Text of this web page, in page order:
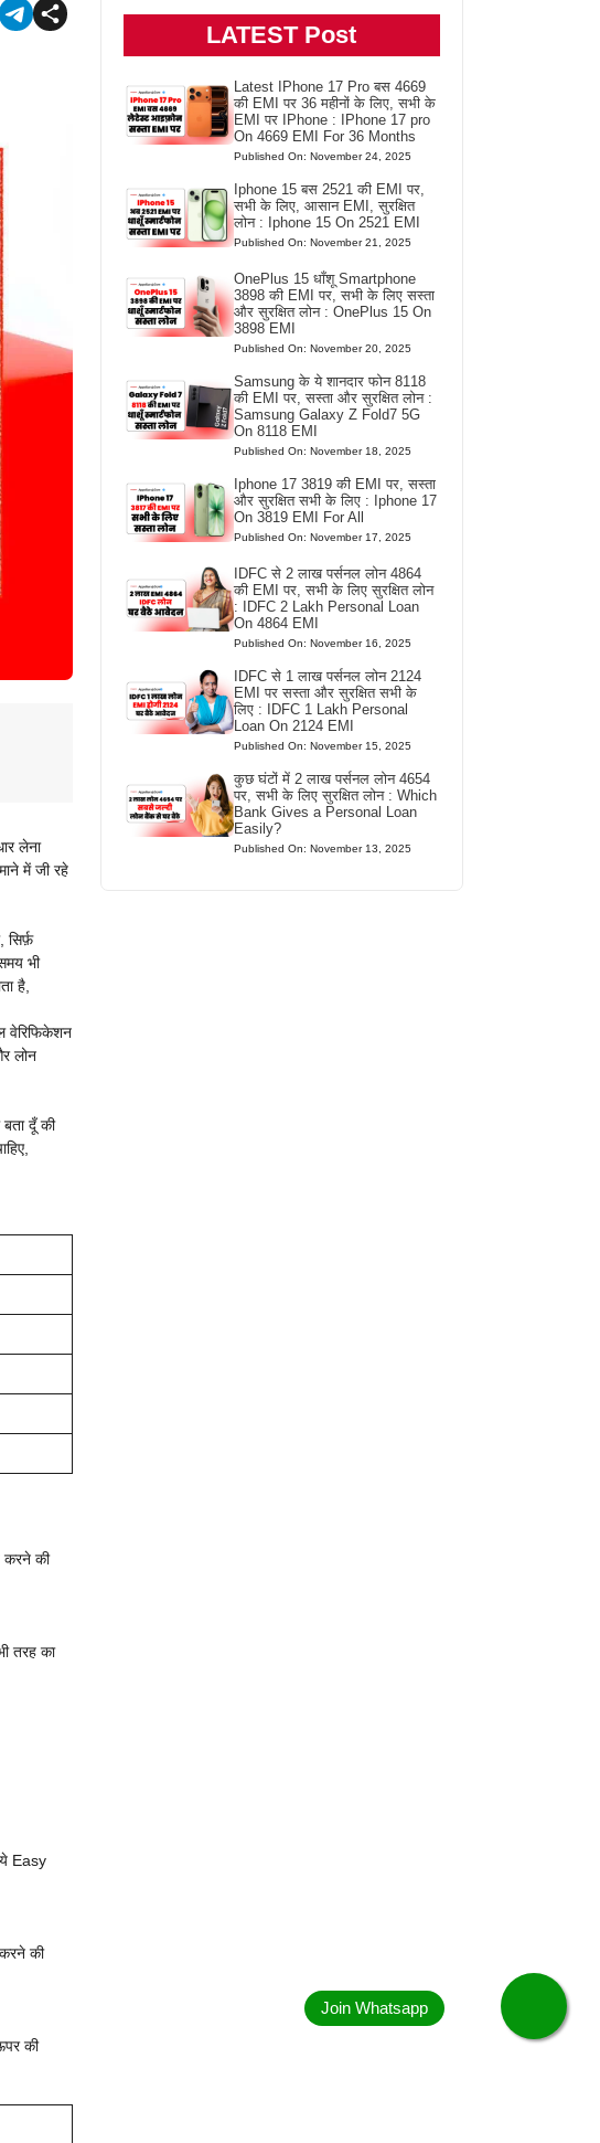
लेना
में जी रहे
भी
है,
वेरिफिकेशन
लोन
दूँ की
करने की
तरह का
Easy
की
की
LATEST Post
Latest IPhone 17 Pro बस 4669
की EMI पर 36 महीनों के लिए, सभी के
EMI पर IPhone : IPhone 17 pro
On 4669 EMI For 36 Months
Published On: November 24, 2025
Iphone 15 बस 2521 की EMI पर,
सभी के लिए, आसान EMI, सुरक्षित
लोन : Iphone 15 On 2521 EMI
Published On: November 21, 2025
OnePlus 15 धाँशू Smartphone
3898 की EMI पर, सभी के लिए सस्ता
और सुरक्षित लोन : OnePlus 15 On
3898 EMI
Published On: November 20, 2025
Samsung के ये शानदार फोन 8118
की EMI पर, सस्ता और सुरक्षित लोन :
Samsung Galaxy Z Fold7 5G
On 8118 EMI
Published On: November 18, 2025
Iphone 17 3819 की EMI पर, सस्ता
और सुरक्षित सभी के लिए : Iphone 17
On 3819 EMI For All
Published On: November 17, 2025
IDFC से 2 लाख पर्सनल लोन 4864
की EMI पर, सभी के लिए सुरक्षित लोन
: IDFC 2 Lakh Personal Loan
On 4864 EMI
Published On: November 16, 2025
IDFC से 1 लाख पर्सनल लोन 2124
EMI पर सस्ता और सुरक्षित सभी के
लिए : IDFC 1 Lakh Personal
Loan On 2124 EMI
Published On: November 15, 2025
कुछ घंटों में 2 लाख पर्सनल लोन 4654
पर, सभी के लिए सुरक्षित लोन : Which
Bank Gives a Personal Loan
Easily?
Published On: November 13, 2025